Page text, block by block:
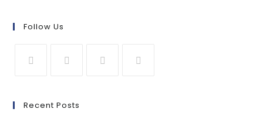
Follow Us
Recent Posts